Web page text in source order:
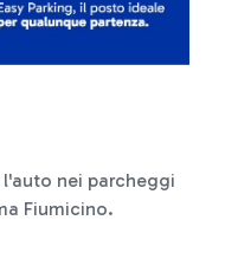
nei parcheggi
Fiumicino.